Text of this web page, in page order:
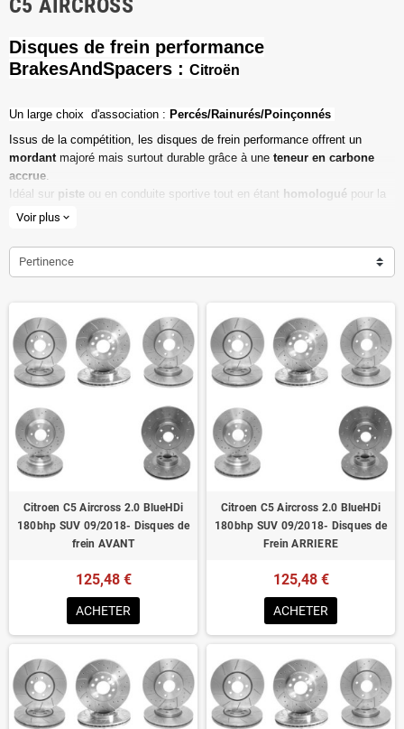
C5 AIRCROSS
Disques de frein performance
BrakesAndSpacers : Citroën
Un l arge choix d'association : Percés/Rainurés/Poinçonnés
Issus de la compétition, les disques de frein performance offrent un
mordant majoré mais surtout durable grâce à une teneur en carbone
accrue.
Idéal sur piste ou en conduite sportive tout en étant homologué pour la
route ouverte.
Dimensions d'origine respectées
Installation en lieu et place.
Homologué pour le contrôle technique
Voir plus expand_more
Pertinence
Citroen C5 Aircross 2.0 BlueHDi
180bhp SUV 09/2018- Disques de
frein AVANT
125,48 €
ACHETER
Citroen C5 Aircross 2.0 BlueHDi
180bhp SUV 09/2018- Disques de
Frein ARRIERE
125,48 €
ACHETER